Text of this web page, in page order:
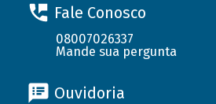
Fale Conosco
08007026337
Mande sua pergunta
Ouvidoria